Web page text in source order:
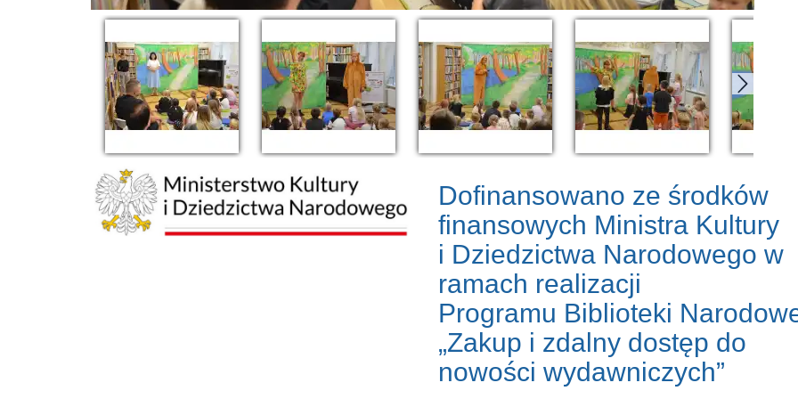
Dofinansowano ze środków
finansowych Ministra Kultury
i Dziedzictwa Narodowego w
ramach realizacji
Programu Biblioteki
„Zakup i zdalny dostęp do
nowości wydawniczych”